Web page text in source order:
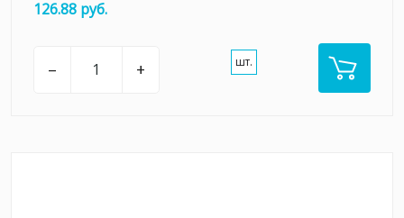
126.88 руб.
– + шт.